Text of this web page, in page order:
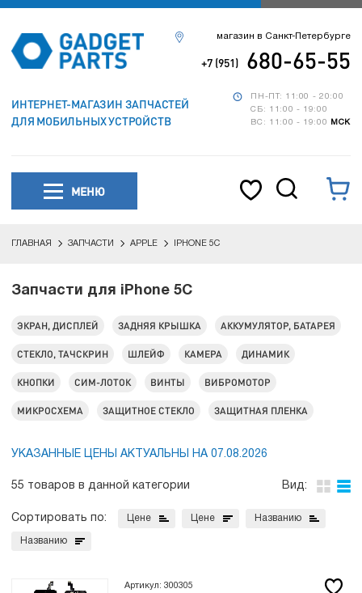
ИНТЕРНЕТ-МАГАЗИН ЗАПЧАСТЕЙ
ДЛЯ МОБИЛЬНЫХ УСТРОЙСТВ
ПН-ПТ: 11:00 - 20:00
СБ: 11:00 - 19:00
ВС: 11:00 - 19:00
МСК
магазин в Санкт-Петербурге
+7 (951) 680-65-55
МЕНЮ
ГЛАВНАЯ ЗАПЧАСТИ APPLE IPHONE 5C
Запчасти для iPhone 5C
ЭКРАН, ДИСПЛЕЙ ЗАДНЯЯ КРЫШКА АККУМУЛЯТОР, БАТАРЕЯ
СТЕКЛО, ТАЧСКРИН ШЛЕЙФ КАМЕРА ДИНАМИК
КНОПКИ СИМ-ЛОТОК ВИНТЫ ВИБРОМОТОР
МИКРОСХЕМА ЗАЩИТНОЕ СТЕКЛО ЗАЩИТНАЯ ПЛЕНКА
УКАЗАННЫЕ ЦЕНЫ АКТУАЛЬНЫ НА 07.08.2026
55 товаров в данной категории Вид:
Сортировать по: Цене Цене Названию
Названию
Артикул: 300305